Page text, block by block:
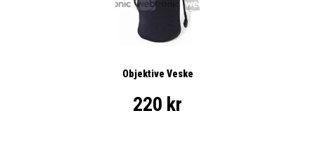
Objektive Veske
220 kr